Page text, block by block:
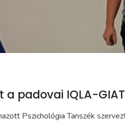
padovai IQLA-
Pszichológia Tanszék